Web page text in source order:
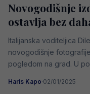
Novogodišnje
ostavlja bez
Italijanska voditeljica
novogodišnje
pogledom na grad. U
Haris Kapo·02/01/2025